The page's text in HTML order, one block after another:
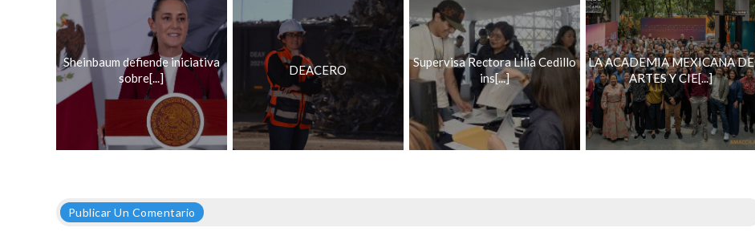
Sheinbaum defiende iniciativa
sobre[...]
DEACERO
Supervisa Rectora Lilia Cedillo
ins[...]
LA ACADEMIA MEXICANA DE
ARTES Y CIE[...]
Publicar Un Comentario